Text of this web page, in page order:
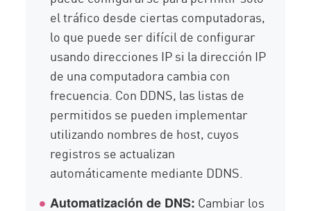
el tráfico desde ciertas computadoras,
lo que puede ser difícil de configurar
usando direcciones IP si la dirección IP
de una computadora cambia con
frecuencia. Con DDNS, las listas de
permitidos se pueden implementar
utilizando nombres de host, cuyos
registros se actualizan
automáticamente mediante DDNS.
Automatización de DNS: Cambiar los